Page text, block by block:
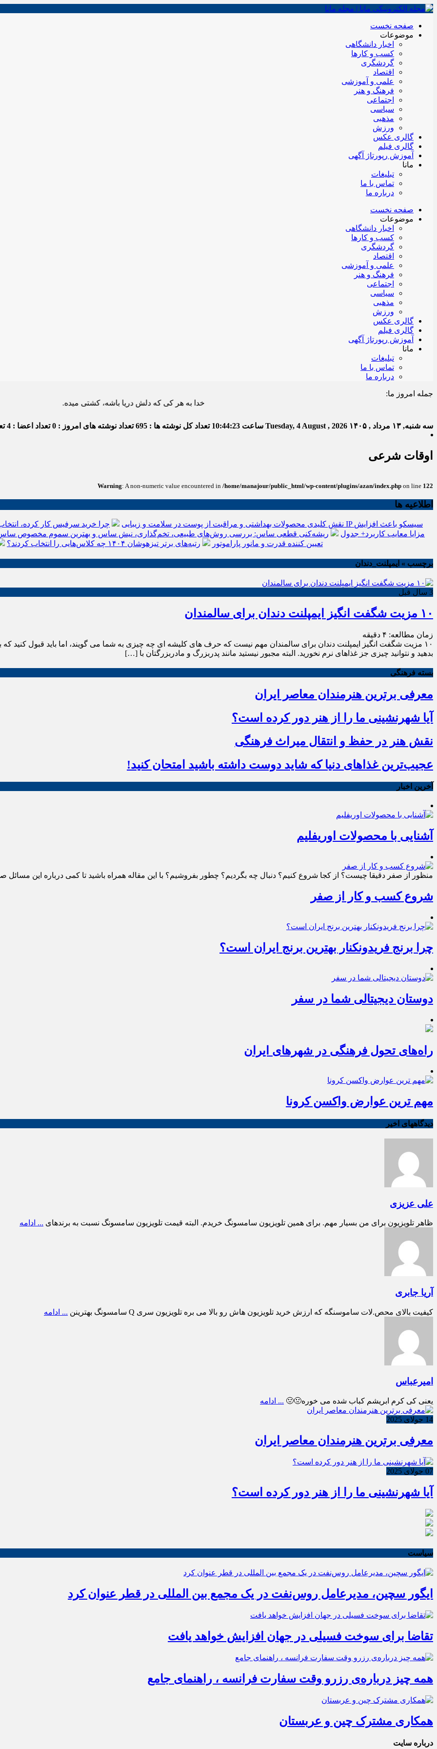
صفحه نخست
موضوعات
اخبار دانشگاهی
کسب و کارها
گردشگری
اقتصاد
علمی و آموزشی
فرهنگ و هنر
اجتماعی
سیاسی
مذهبی
ورزش
گالری عکس
گالری فیلم
آموزش رپورتاژ آگهی
مانا
تبلیغات
تماس با ما
درباره ما
صفحه نخست
موضوعات
اخبار دانشگاهی
کسب و کارها
گردشگری
اقتصاد
علمی و آموزشی
فرهنگ و هنر
اجتماعی
سیاسی
مذهبی
ورزش
گالری عکس
گالری فیلم
آموزش رپورتاژ آگهی
مانا
تبلیغات
تماس با ما
درباره ما
جمله امروز ما:
خدا به هر کی که دلش دریا باشه، کشتی میده.
سه شنبه, ۱۳ مرداد , ۱۴۰۵ Tuesday, 4 August , 2026 ساعت 10:44:24 تعداد کل نوشته ها : 695 تعداد نوشته های امروز : 0 تعداد اعضا : 4
اوقات شرعی
Warning: A non-numeric value encountered in /home/manajour/public_html/wp-content/plugins/azan/index.php on line 122
اطلاعیه ها
نقش کلیدی محصولات بهداشتی و مراقبت از پوست در سلامت و زیبایی چرا خرید سرفیس کار کرده،
انواع باتری یو پی اس(ups)+مزایا معایب کاربرد+ جدول ریشه‌کنی قطعی ساس: بررسی روش‌های طبیعی، تخم‌گذاری، نیش ساس و بهترین سموم مخصوص
تعیین کننده قدرت و مانور پاراموتور
رتبه‌های برتر تیزهوشان ۱۴۰۴ چه کلاس‌هایی را انتخاب کردند؟
برچسب » ایمپلنت_دندان
3 سال قبل
۱۰ مزیت شگفت انگیز ایمپلنت دندان برای سالمندان
زمان مطالعه: ۴ دقیقه
۱۰ مزیت شگفت انگیز ایمپلنت دندان برای سالمندان مهم نیست که حرف های کلیشه ای چه چیزی به شما می گویند، اما باید قبول
بدهید و نتوانید چیزی جز غذاهای نرم نخورید. البته مجبور نیستید مانند پدربزرگ و مادربزرگتان با […]
بسته فرهنگی
معرفی برترین هنرمندان معاصر ایران
آیا شهرنشینی ما را از هنر دور کرده است؟
نقش هنر در حفظ و انتقال میراث فرهنگی
عجیب‌ترین غذاهای دنیا که شاید دوست داشته باشید امتحان کنید!
آخرین اخبار
آشنایی با محصولات اوریفلیم
منظور از صفر دقیقا چیست؟ از کجا شروع کنیم؟ دنبال چه بگردیم؟ چطور بفروشیم؟ با این مقاله همراه باشید تا کمی درباره این مسائل
شروع کسب و کار از صفر
چرا برنج فریدونکنار بهترین برنج ایران است؟
دوستان دیجیتالی شما در سفر
راه‌های تحول فرهنگی در شهرهای ایران
مهم ترین عوارض واکسن کرونا
دیدگاههای اخیر
علی عزیزی
ظاهر تلویزیون برای من بسیار مهم. برای همین تلویزیون سامسونگ خریدم. البته قیمت تلویزیون سامسونگ نسبت به برندهای ... ادامه
آریا جابری
کیفیت بالای محص.لات ساموسنگه که ارزش خرید تلویزیون هاش رو بالا می بره تلویزیون سری Q سامسونگ بهترینن ... ادامه
امیرعباس
یعنی کی کرم ابریشم کباب شده می خوره🤢🤢 ... ادامه
14 جولای 2025
معرفی برترین هنرمندان معاصر ایران
07 جولای 2025
آیا شهرنشینی ما را از هنر دور کرده است؟
سیاست
ایگور سچین، مدیرعامل روس‌نفت در یک مجمع بین المللی در قطر عنوان کرد
تقاضا برای سوخت فسیلی در جهان افزایش خواهد یافت
همه چیز درباره‌ی رزرو وقت سفارت فرانسه ، راهنمای جامع
همکاری مشترک چین و عربستان
درباره سایت